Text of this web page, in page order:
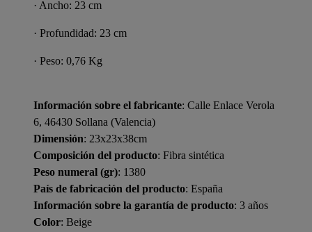
· Ancho: 23 cm
· Profundidad: 23 cm
· Peso: 0,76 Kg
Información sobre el fabricante: Calle Enlace Verola
6, 46430 Sollana (Valencia)
Dimensión: 23x23x38cm
Composición del producto: Fibra sintética
Peso numeral (gr): 1380
País de fabricación del producto: España
Información sobre la garantía de producto: 3 años
Color: Beige